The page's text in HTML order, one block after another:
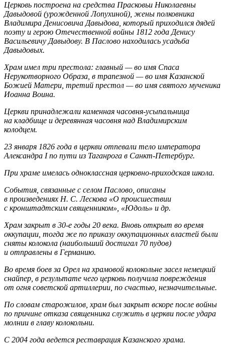
Церковь построена на средства Прасковьи Николаевны
Давыдовой (урожденной Лопухиной), жены полковника
Владимира Денисовича Давыдова, который приходился дядей
поэту и герою Отечественной войны 1812 года Денису
Васильевичу Давыдову. В Паслово находилась усадьба
Давыдовых.
Храм имел три престола: главный — во имя Спаса
Нерукотворного Образа, в трапезной — во имя Казанской
Божией Матери, третий престол — во имя святого мученика
Иоанна Воина.
Церкви принадлежали каменная часовня-усыпальница
на кладбище и деревянная часовня над Владимирским
колодцем.
23 января 1826 года в церкви отпевали тело императора
Александра I по пути из Таганрога в Санкт-Петербург.
При храме имелась одноклассная церковно-приходская школа.
События, связанные с селом Паслово, описаны
в произведениях Н. С. Лескова «О происшествии
с кронштадтским священником», «Юдоль» и др.
Храм закрыт в 30-е годы 20 века. Вновь открыт во время
оккупации, тогда же по приказу оккупационных властей были
сняты колокола (наибольший достигал 70 пудов)
и отправлены в Германию.
Во время боев за Орел на храмовой колокольне засел немецкий
снайпер, в результате чего церковь получила повреждения
от огня советской артиллерии, по счастью, незначительные.
По словам старожилов, храм был закрыт вскоре после войны
по причине отказа священника служить в церкви после удара
молнии в главу колокольни.
С 2004 года ведется реставрация Казанского храма.